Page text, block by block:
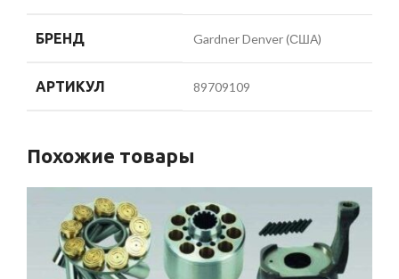
БРЕНД Gardner Denver (США)
АРТИКУЛ 89709109
Похожие товары